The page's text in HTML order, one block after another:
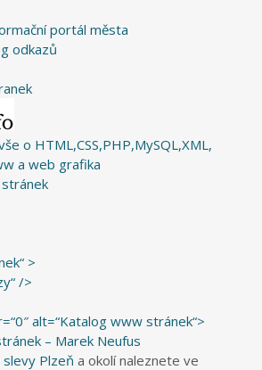
>
/>
alt=“Katalog www stránek“>
– Marek Neufus
slevy Plzeň a okolí naleznete ve